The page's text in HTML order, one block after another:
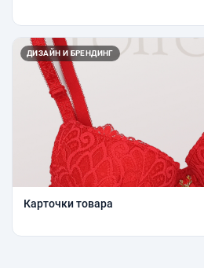
ДИЗАЙН И БРЕНДИНГ
Карточки товара